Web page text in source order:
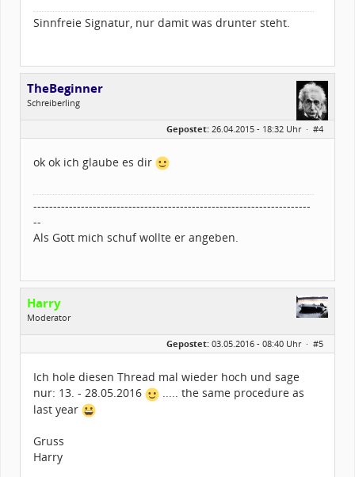
Sinnfreie Signatur, nur damit was drunter steht.
TheBeginner
Schreiberling
Alter:
69
Dabei seit:
06 / 2013
Gepostet: 26.04.2015 - 18:32 Uhr · #4
ok ok ich glaube es dir
----------------------------------------------------------------------
--
Als Gott mich schuf wollte er angeben.
Harry
Moderator
Geschlecht:
zwischen Augsburg und Ulm
Alter:
61
Dabei seit:
03 / 2003
Gepostet: 03.05.2016 - 08:40 Uhr · #5
Ich hole diesen Thread mal wieder hoch und sage
nur: 13. - 28.05.2016
..... the same procedure as
last year
Gruss
Harry